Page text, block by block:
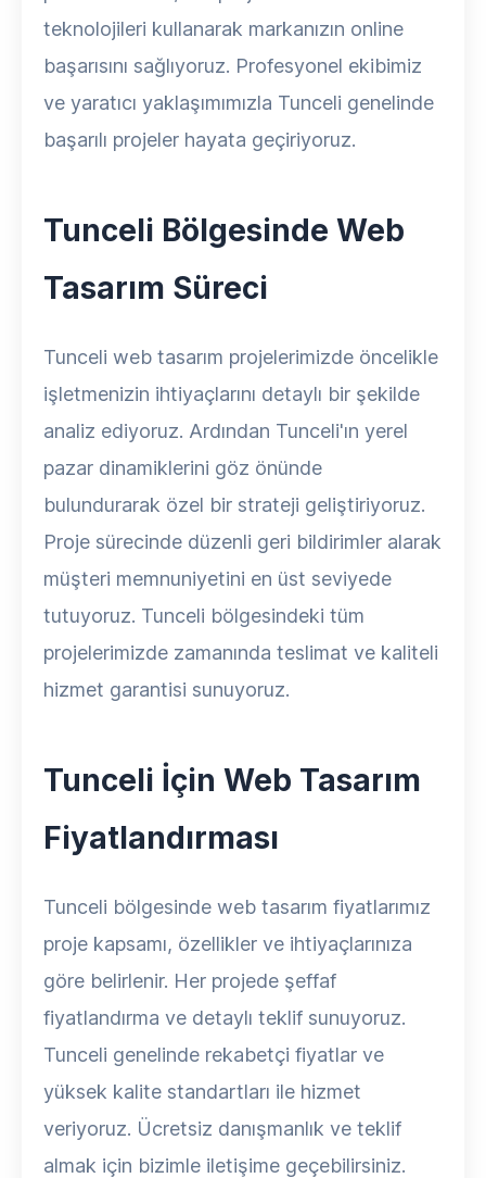
teknolojileri kullanarak markanızın online
başarısını sağlıyoruz. Profesyonel ekibimiz
ve yaratıcı yaklaşımımızla Tunceli genelinde
başarılı projeler hayata geçiriyoruz.
Tunceli Bölgesinde Web
Tasarım Süreci
Tunceli web tasarım projelerimizde öncelikle
işletmenizin ihtiyaçlarını detaylı bir şekilde
analiz ediyoruz. Ardından Tunceli'ın yerel
pazar dinamiklerini göz önünde
bulundurarak özel bir strateji geliştiriyoruz.
Proje sürecinde düzenli geri bildirimler alarak
müşteri memnuniyetini en üst seviyede
tutuyoruz. Tunceli bölgesindeki tüm
projelerimizde zamanında teslimat ve kaliteli
hizmet garantisi sunuyoruz.
Tunceli İçin Web Tasarım
Fiyatlandırması
Tunceli bölgesinde web tasarım fiyatlarımız
proje kapsamı, özellikler ve ihtiyaçlarınıza
göre belirlenir. Her projede şeffaf
fiyatlandırma ve detaylı teklif sunuyoruz.
Tunceli genelinde rekabetçi fiyatlar ve
yüksek kalite standartları ile hizmet
veriyoruz. Ücretsiz danışmanlık ve teklif
almak için bizimle iletişime geçebilirsiniz.